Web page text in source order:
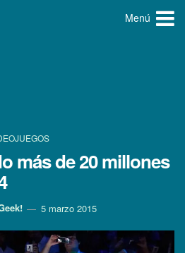
Menú
más de 20 millones
5 marzo 2015